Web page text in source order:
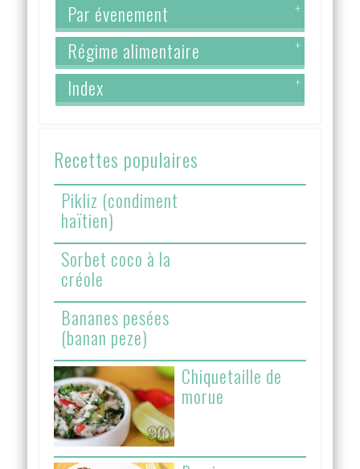
Par évenement +
Régime alimentaire +
Index +
Recettes populaires
Pikliz (condiment
haïtien)
Sorbet coco à la
créole
Bananes pesées
(banan peze)
Chiquetaille de
morue